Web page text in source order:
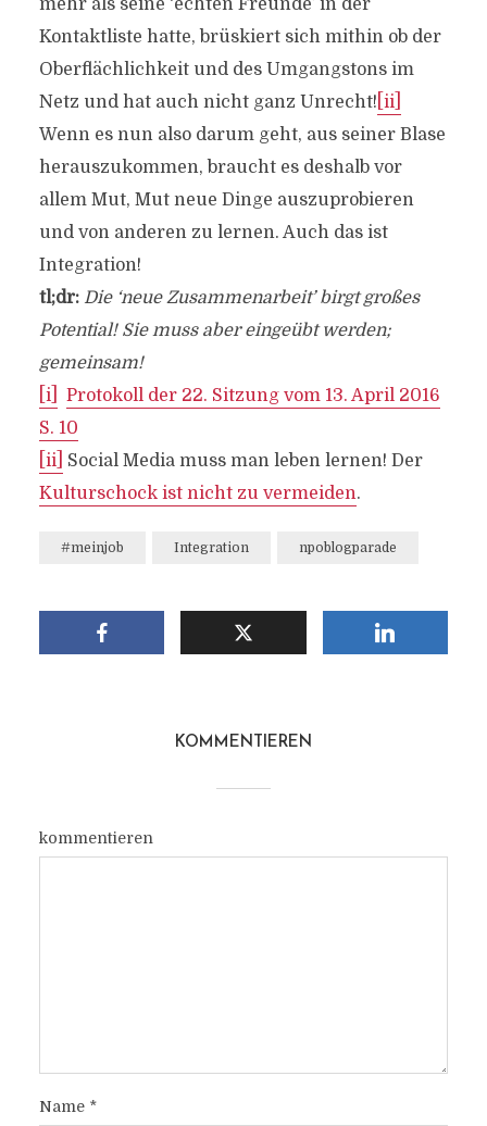
mehr als seine ‘echten Freunde’ in der
Kontaktliste hatte, brüskiert sich mithin ob der
Oberflächlichkeit und des Umgangstons im
Netz und hat auch nicht ganz Unrecht! [ii]
Wenn es nun also darum geht, aus seiner Blase
herauszukommen, braucht es deshalb vor
allem Mut, Mut neue Dinge auszuprobieren
und von anderen zu lernen. Auch das ist
Integration!
tl;dr: Die ‘neue Zusammenarbeit’ birgt großes
Potential! Sie muss aber eingeübt werden;
gemeinsam!
[i]
Protokoll der 22. Sitzung vom 13. April 2016
S. 10
[ii]
Social Media muss man leben lernen! Der
Kulturschock ist nicht zu vermeiden.
#meinjob Integration npoblogparade
KOMMENTIEREN
kommentieren
Name *